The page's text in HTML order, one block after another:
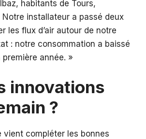
habitants de Tours,
installateur a passé deux
les flux d’air autour de notre
: notre consommation a baissé
année. »
innovations
?
vient compléter les bonnes